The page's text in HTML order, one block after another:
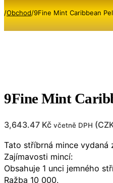
/Obchod/9Fine Mint Caribbean
9Fine Mint
3,643.47 Kč včetně DPH (
Tato stříbrná mince vydaná
Zajímavosti mincí:
Obsahuje 1 unci jemného
Ražba 10 000.